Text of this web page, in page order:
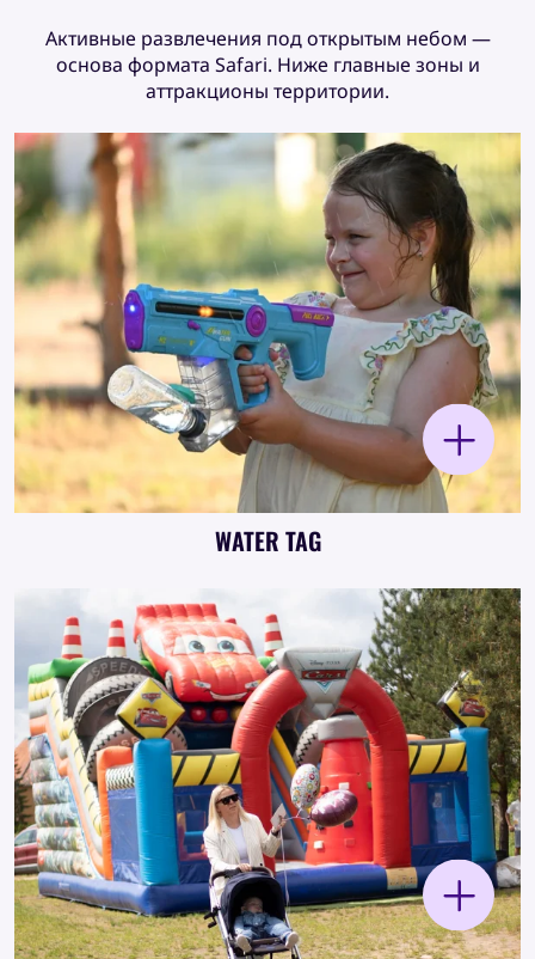
Активные развлечения под открытым небом —
основа формата Safari. Ниже главные зоны и
аттракционы территории.
Water Tag — захватывающая командная
водная битва с жилетами, водяными
пистолетами и заправочными станциями.
WATER TAG